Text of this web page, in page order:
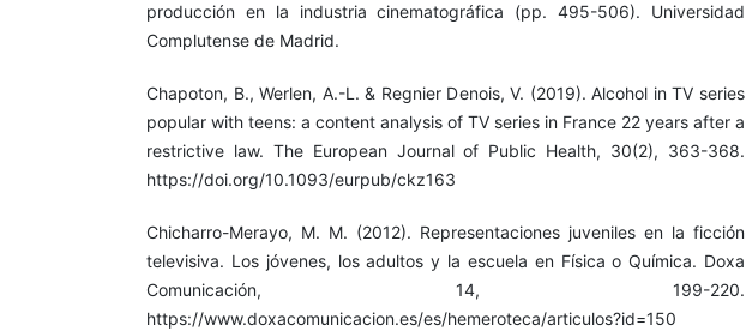
producción en la industria cinematográfica (pp. 495-506). Universidad
Complutense de Madrid.
Chapoton, B., Werlen, A.-L. & Regnier Denois, V. (2019). Alcohol in TV series
popular with teens: a content analysis of TV series in France 22 years after a
restrictive law. The European Journal of Public Health, 30(2), 363-368.
https://doi.org/10.1093/eurpub/ckz163
Chicharro-Merayo, M. M. (2012). Representaciones juveniles en la ficción
televisiva. Los jóvenes, los adultos y la escuela en Física o Química. Doxa
Comunicación, 14, 199-220.
https://www.doxacomunicacion.es/es/hemeroteca/articulos?id=150